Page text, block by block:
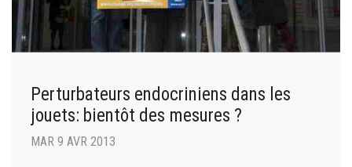
Perturbateurs endocriniens dans les
jouets: bientôt des mesures ?
MAR 9 AVR 2013